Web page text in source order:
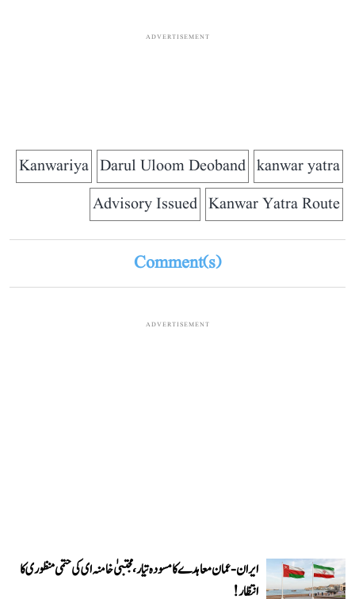
ADVERTISEMENT
kanwar yatra
Darul Uloom Deoband
Kanwariya
Kanwar Yatra Route
Advisory Issued
Comment(s)
ADVERTISEMENT
ایران-عمان معاہدے کا مسودہ تیار، مجتبیٰ خامنہ ای کی حتمی منظوری کا
انتظار!